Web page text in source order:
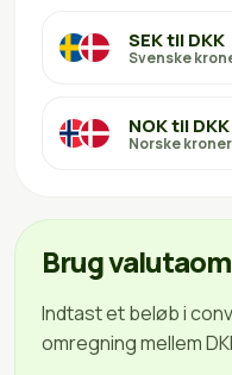
SEK til DKK
Svenske
NOK til DKK
Norske
Brug
Indtast et beløb i
omregning mellem